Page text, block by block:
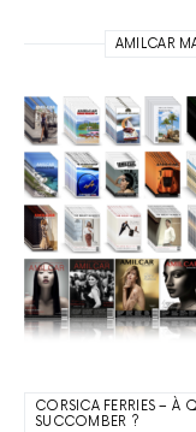
AMILCAR
CORSICA FERRIES – À
SUCCOMBER ?